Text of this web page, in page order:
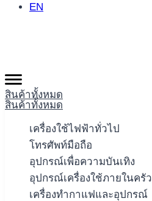
EN
สินค้าทั้งหมด
สินค้าทั้งหมด
เครื่องใช้ไฟฟ้าทั่วไป
โทรศัพท์มือถือ
อุปกรณ์เพื่อความบันเทิง
อุปกรณ์เครื่องใช้ภายในครัว
เครื่องทำกาแฟและอุปกรณ์